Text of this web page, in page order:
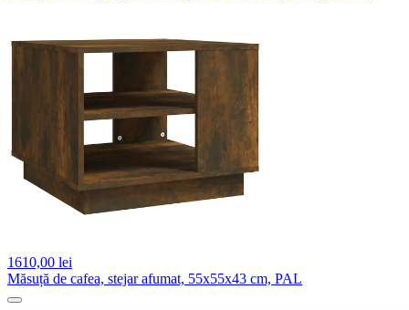
1610,00 lei
Măsuță de cafea, stejar afumat, 55x55x43 cm, PAL